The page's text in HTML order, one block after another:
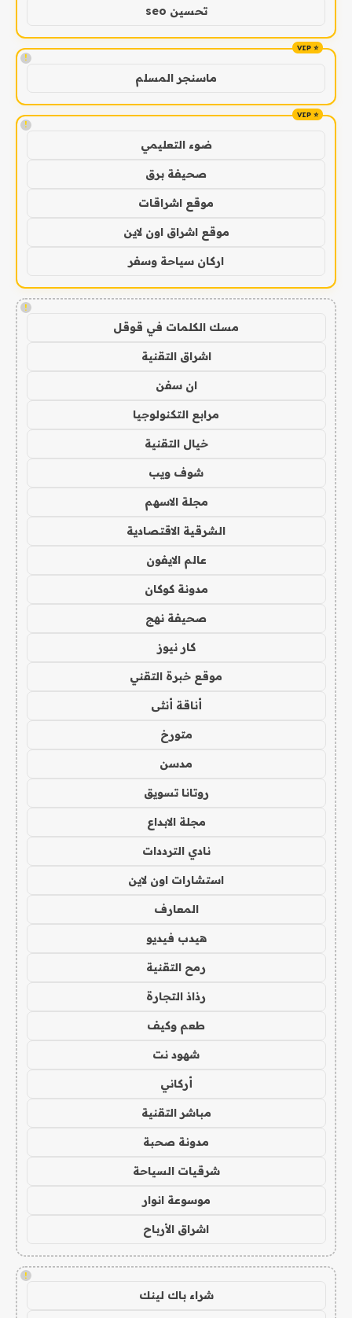
تحسين seo
!
ماسنجر المسلم
!
ضوء التعليمي
صحيفة برق
موقع اشراقات
موقع اشراق اون لاين
اركان سياحة وسفر
!
مسك الكلمات في قوقل
اشراق التقنية
ان سفن
مرابع التكنولوجيا
خيال التقنية
شوف ويب
مجلة الاسهم
الشرقية الاقتصادية
عالم الايفون
مدونة كوكان
صحيفة نهج
كار نيوز
موقع خبرة التقني
أناقة أنثى
متورخ
مدسن
روتانا تسويق
مجلة الابداع
نادي الترددات
استشارات اون لاين
المعارف
هيدب فيديو
رمح التقنية
رذاذ التجارة
طعم وكيف
شهود نت
أركاني
مباشر التقنية
مدونة صحبة
شرقيات السياحة
موسوعة انوار
اشراق الأرباح
!
شراء باك لينك